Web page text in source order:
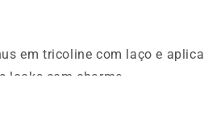
em tricoline com laço e
looks com charme.